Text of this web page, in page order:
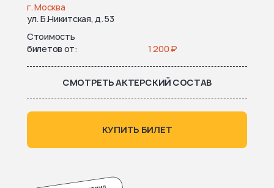
г. Москва
ул. Б.Никитская, д. 53
Стоимость
билетов от
1 200 ₽
СМОТРЕТЬ АКТЕРСКИЙ СОСТАВ
КУПИТЬ БИЛЕТ